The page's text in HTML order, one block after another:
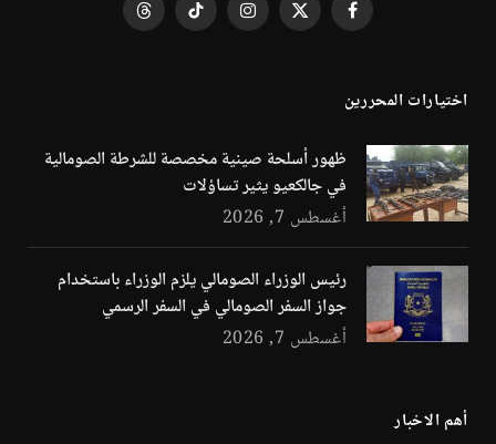
فيسبوك X
الانستغرامتيكتوك Threads
اختيارات المحررين
ظهور أسلحة صينية مخصصة للشرطة الصومالية
في جالكعيو يثير تساؤلات
أغسطس 7, 2026
رئيس الوزراء الصومالي يلزم الوزراء باستخدام
جواز السفر الصومالي في السفر الرسمي
أغسطس 7, 2026
أهم الاخبار